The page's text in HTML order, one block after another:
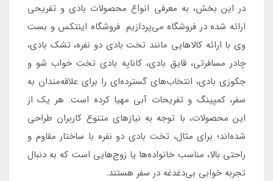
در این بخش، به معرفی انواع محصولات بادی و تفریحی
ارائه شده در فروشگاه می‌پردازیم. فروشگاه اینتکس و بست
وی با ارائه کالاهایی مانند تخت بادی دو نفره، تشک بادی،
چادر مسافرتی، قایق بادی، کاناپه بادی تخت خواب شو و
جکوزی بادی، انتخاب‌های گسترده‌ای را برای علاقه‌مندان به
سفر، کمپینگ و تفریحات آبی مهیا کرده است. هر یک از
این محصولات، با توجه به نیازهای متنوع کاربران طراحی
شده‌اند؛ برای مثال، تخت بادی دو نفره با ساختار مقاوم و
راحتی بالا، مناسب خانواده‌ها یا زوج‌هایی است که به دنبال
تجربه خوابی بی‌دغدغه در سفر هستند.